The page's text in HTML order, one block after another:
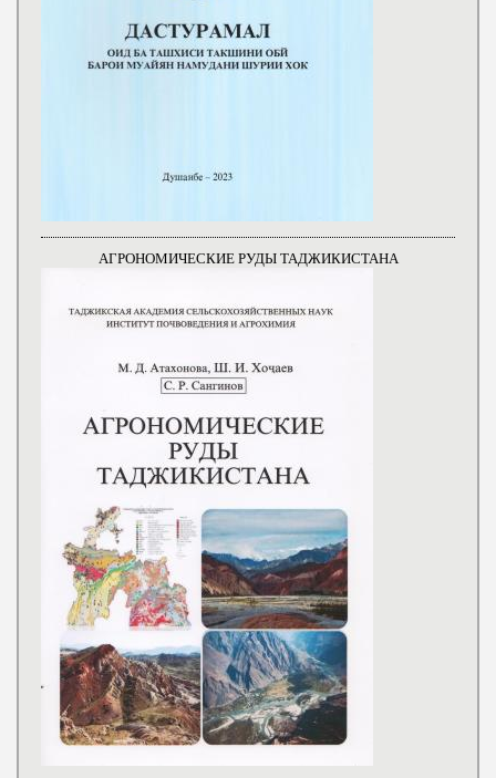
АГРОНОМИЧЕСКИЕ РУДЫ ТАДЖИКИСТАНА